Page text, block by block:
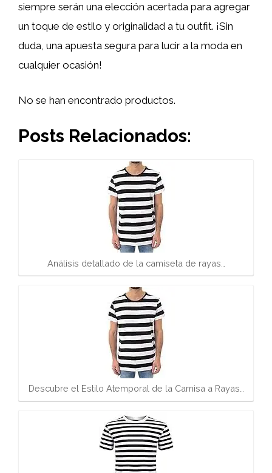
siempre serán una elección acertada para agregar
un toque de estilo y originalidad a tu outfit. ¡Sin
duda, una apuesta segura para lucir a la moda en
cualquier ocasión!
No se han encontrado productos.
Posts Relacionados:
Análisis detallado de la camiseta de rayas…
Descubre el Estilo Atemporal de la Camisa a Rayas…